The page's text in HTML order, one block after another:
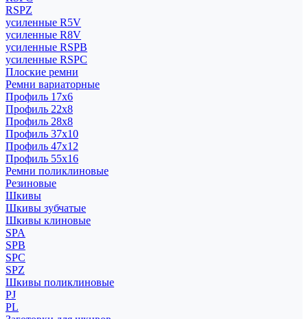
RSPZ
усиленные R5V
усиленные R8V
усиленные RSPB
усиленные RSPC
Плоские ремни
Ремни вариаторные
Профиль 17x6
Профиль 22x8
Профиль 28x8
Профиль 37x10
Профиль 47x12
Профиль 55x16
Ремни поликлиновые
Резиновые
Шкивы
Шкивы зубчатые
Шкивы клиновые
SPA
SPB
SPC
SPZ
Шкивы поликлиновые
PJ
PL